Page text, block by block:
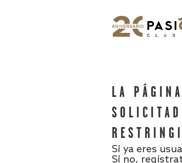
LA
Si ya eres
Si no,